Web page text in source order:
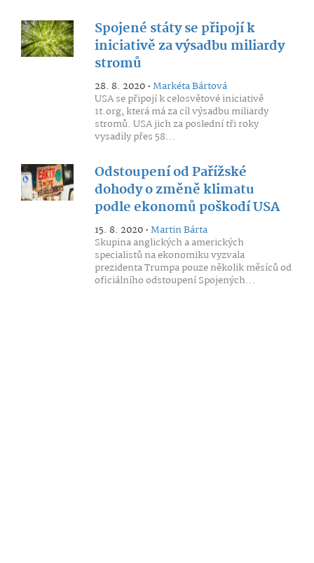
Spojené státy se připojí k
iniciativě za výsadbu miliardy
stromů
28. 8. 2020 •Markéta Bártová
USA se připojí k celosvětové iniciativě
1t.org, která má za cíl výsadbu miliardy
stromů. USA jich za poslední tři roky
vysadily přes 58...
Odstoupení od Pařížské
dohody o změně klimatu
podle ekonomů poškodí USA
15. 8. 2020 •Martin Bárta
Skupina anglických a amerických
specialistů na ekonomiku vyzvala
prezidenta Trumpa pouze několik měsíců od
oficiálního odstoupení Spojených...